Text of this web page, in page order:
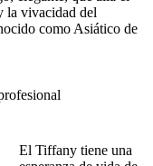
la vivacidad del
como Asiático de
El Tiffany tiene una